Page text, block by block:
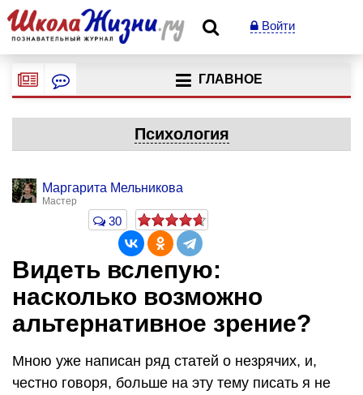
Войти
ГЛАВНОЕ
Психология
Маргарита Мельникова
Мастер
30
Видеть вслепую:
насколько возможно
альтернативное зрение?
Мною уже написан ряд статей о незрячих, и,
честно говоря, больше на эту тему писать я не